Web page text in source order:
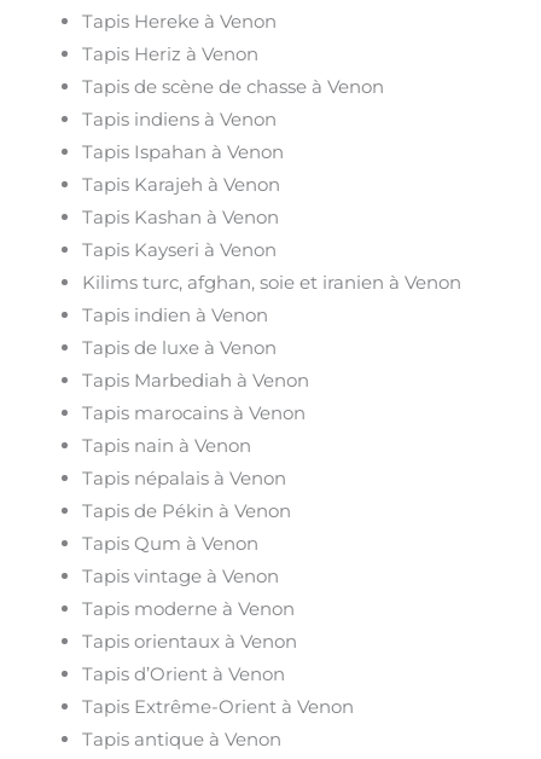
Tapis Hereke à Venon
Tapis Heriz à Venon
Tapis de scène de chasse à Venon
Tapis indiens à Venon
Tapis Ispahan à Venon
Tapis Karajeh à Venon
Tapis Kashan à Venon
Tapis Kayseri à Venon
Kilims turc, afghan, soie et iranien à Venon
Tapis indien à Venon
Tapis de luxe à Venon
Tapis Marbediah à Venon
Tapis marocains à Venon
Tapis nain à Venon
Tapis népalais à Venon
Tapis de Pékin à Venon
Tapis Qum à Venon
Tapis vintage à Venon
Tapis moderne à Venon
Tapis orientaux à Venon
Tapis d’Orient à Venon
Tapis Extrême-Orient à Venon
Tapis antique à Venon